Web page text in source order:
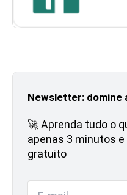
Newsletter:
🚀 Aprenda tudo o
apenas 3 minutos
gratuito